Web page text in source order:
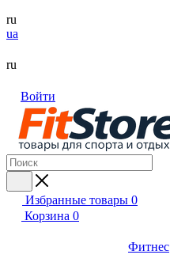
ru
ua
ru
Войти
Избранные товары 0
Корзина 0
Фитнес